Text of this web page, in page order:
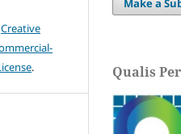
Creative
. Qualis